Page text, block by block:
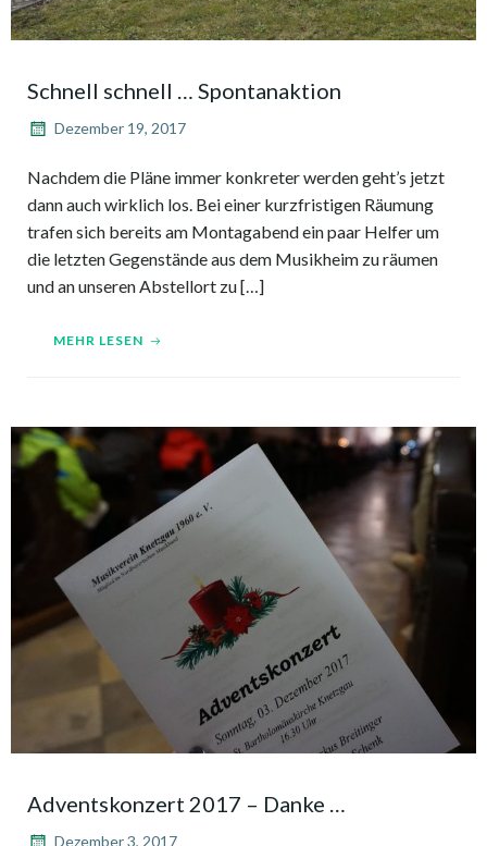
Schnell schnell … Spontanaktion
Dezember 19, 2017
Nachdem die Pläne immer konkreter werden geht’s jetzt
dann auch wirklich los. Bei einer kurzfristigen Räumung
trafen sich bereits am Montagabend ein paar Helfer um
die letzten Gegenstände aus dem Musikheim zu räumen
und an unseren Abstellort zu […]
MEHR LESEN
Adventskonzert 2017 – Danke …
Dezember 3, 2017